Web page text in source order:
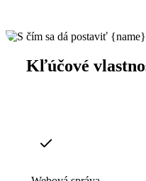
Kľúčové